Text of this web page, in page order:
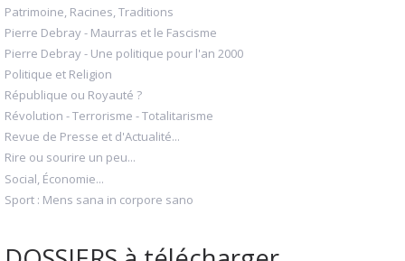
Patrimoine, Racines, Traditions
Pierre Debray - Maurras et le Fascisme
Pierre Debray - Une politique pour l'an 2000
Politique et Religion
République ou Royauté ?
Révolution - Terrorisme - Totalitarisme
Revue de Presse et d'Actualité...
Rire ou sourire un peu...
Social, Économie...
Sport : Mens sana in corpore sano